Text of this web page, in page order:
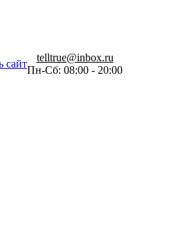
сайт
telltrue@inbox.ru
Пн-Сб: 08:00 - 20:00